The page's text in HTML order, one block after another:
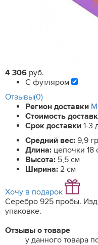
4 306 руб.
С футляром
Отзывы(0)
Регион доставки
Стоимость
Срок доставки 1-3
Средний вес: 9,9
Длина: цепочки 18
Высота: 5,5 см
Ширина: 2 см
Хочу в подарок
Серебро 925 пробы.
упаковке.
Отзывы о товаре
у данного товара